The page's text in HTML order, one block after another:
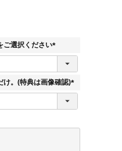
ご選択ください
(
須
け。(特典は画像確認)
(
)